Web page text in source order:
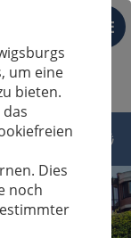
DE
um eine
bieten.
Dies
noch